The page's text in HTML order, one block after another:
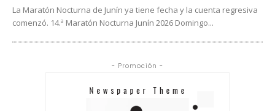
La Maratón Nocturna de Junín ya tiene fecha y la cuenta regresiva
comenzó. 14.ª Maratón Nocturna Junín 2026 Domingo...
- Promoción -